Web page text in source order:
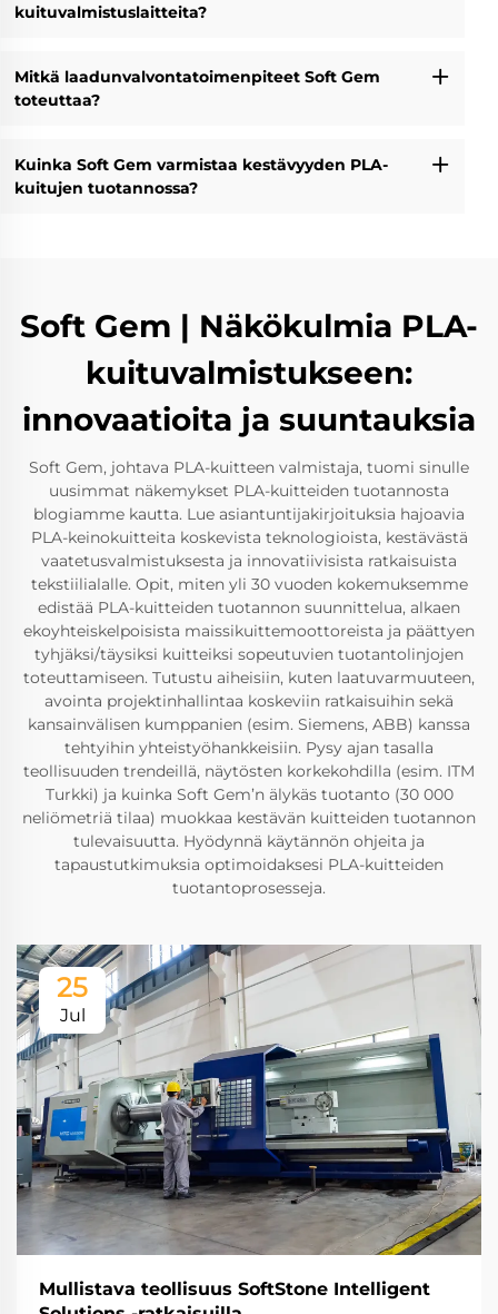
kuituvalmistuslaitteita?
Mitkä laadunvalvontatoimenpiteet Soft Gem
toteuttaa?
Kuinka Soft Gem varmistaa kestävyyden PLA-
kuitujen tuotannossa?
Soft Gem | Näkökulmia PLA-
kuituvalmistukseen:
innovaatioita ja suuntauksia
Soft Gem, johtava PLA-kuitteen valmistaja, tuomi sinulle
uusimmat näkemykset PLA-kuitteiden tuotannosta
blogiamme kautta. Lue asiantuntijakirjoituksia hajoavia
PLA-keinokuitteita koskevista teknologioista, kestävästä
vaatetusvalmistuksesta ja innovatiivisista ratkaisuista
tekstiilialalle. Opit, miten yli 30 vuoden kokemuksemme
edistää PLA-kuitteiden tuotannon suunnittelua, alkaen
ekoyhteiskelpoisista maissikuittemoottoreista ja päättyen
tyhjäksi/täysiksi kuitteiksi sopeutuvien tuotantolinjojen
toteuttamiseen. Tutustu aiheisiin, kuten laatuvarmuuteen,
avointa projektinhallintaa koskeviin ratkaisuihin sekä
kansainvälisen kumppanien (esim. Siemens, ABB) kanssa
tehtyihin yhteistyöhankkeisiin. Pysy ajan tasalla
teollisuuden trendeillä, näytösten korkekohdilla (esim. ITM
Turkki) ja kuinka Soft Gem’n älykäs tuotanto (30 000
neliömetriä tilaa) muokkaa kestävän kuitteiden tuotannon
tulevaisuutta. Hyödynnä käytännön ohjeita ja
tapaustutkimuksia optimoidaksesi PLA-kuitteiden
tuotantoprosesseja.
25
Jul
Mullistava teollisuus SoftStone Intelligent